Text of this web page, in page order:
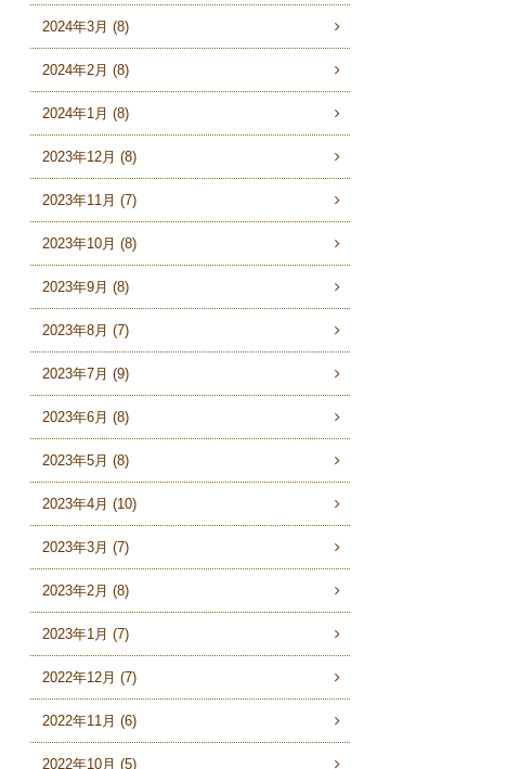
2024年3月 (8)
2024年2月 (8)
2024年1月 (8)
2023年12月 (8)
2023年11月 (7)
2023年10月 (8)
2023年9月 (8)
2023年8月 (7)
2023年7月 (9)
2023年6月 (8)
2023年5月 (8)
2023年4月 (10)
2023年3月 (7)
2023年2月 (8)
2023年1月 (7)
2022年12月 (7)
2022年11月 (6)
2022年10月 (5)